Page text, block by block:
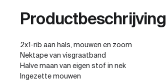
Productbeschrijving
2x1-rib aan hals, mouwen en zoom
Nektape van visgraatband
Halve maan van eigen stof in nek
Ingezette mouwen